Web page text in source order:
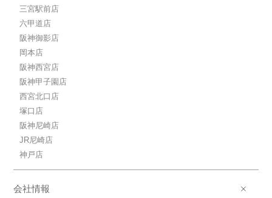
三宮駅前店
六甲道店
阪神御影店
岡本店
阪神西宮店
阪神甲子園店
西宮北口店
塚口店
阪神尼崎店
JR尼崎店
神戸店
会社情報